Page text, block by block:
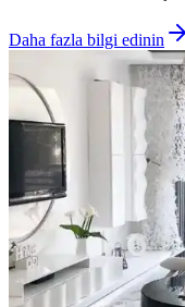
Daha fazla bilgi edinin